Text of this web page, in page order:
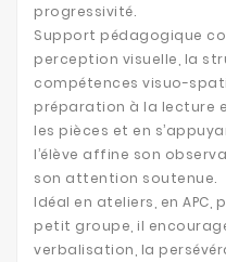
progressivité.
Support pédagogique
perception visuelle, la
compétences visuo-
préparation à la lecture
les pièces et en
l’élève affine son
son attention soutenue.
Idéal en ateliers, en
petit groupe, il
verbalisation, la